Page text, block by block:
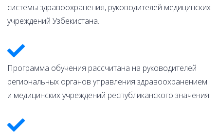
системы здравоохранения, руководителей медицинских
учреждений Узбекистана.
Программа обучения рассчитана на руководителей
региональных органов управления здравоохранением
и медицинских учреждений республиканского значения.